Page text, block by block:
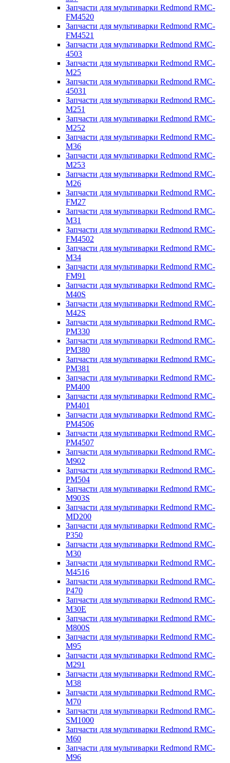
Запчасти для мультиварки Redmond RMC-
FM4520
Запчасти для мультиварки Redmond RMC-
FM4521
Запчасти для мультиварки Redmond RMC-
4503
Запчасти для мультиварки Redmond RMC-
M25
Запчасти для мультиварки Redmond RMC-
45031
Запчасти для мультиварки Redmond RMC-
M251
Запчасти для мультиварки Redmond RMC-
M252
Запчасти для мультиварки Redmond RMC-
M36
Запчасти для мультиварки Redmond RMC-
M253
Запчасти для мультиварки Redmond RMC-
M26
Запчасти для мультиварки Redmond RMC-
FM27
Запчасти для мультиварки Redmond RMC-
M31
Запчасти для мультиварки Redmond RMC-
FM4502
Запчасти для мультиварки Redmond RMC-
M34
Запчасти для мультиварки Redmond RMC-
FM91
Запчасти для мультиварки Redmond RMC-
M40S
Запчасти для мультиварки Redmond RMC-
M42S
Запчасти для мультиварки Redmond RMC-
PM330
Запчасти для мультиварки Redmond RMC-
PM380
Запчасти для мультиварки Redmond RMC-
PM381
Запчасти для мультиварки Redmond RMC-
PM400
Запчасти для мультиварки Redmond RMC-
PM401
Запчасти для мультиварки Redmond RMC-
PM4506
Запчасти для мультиварки Redmond RMC-
PM4507
Запчасти для мультиварки Redmond RMC-
M902
Запчасти для мультиварки Redmond RMC-
PM504
Запчасти для мультиварки Redmond RMC-
M903S
Запчасти для мультиварки Redmond RMC-
MD200
Запчасти для мультиварки Redmond RMC-
P350
Запчасти для мультиварки Redmond RMC-
M30
Запчасти для мультиварки Redmond RMC-
M4516
Запчасти для мультиварки Redmond RMC-
P470
Запчасти для мультиварки Redmond RMC-
M30E
Запчасти для мультиварки Redmond RMC-
M800S
Запчасти для мультиварки Redmond RMC-
M95
Запчасти для мультиварки Redmond RMC-
M291
Запчасти для мультиварки Redmond RMC-
M38
Запчасти для мультиварки Redmond RMC-
M70
Запчасти для мультиварки Redmond RMC-
SM1000
Запчасти для мультиварки Redmond RMC-
M60
Запчасти для мультиварки Redmond RMC-
M96